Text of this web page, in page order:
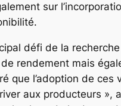
sur
défi de la
rendement mais
que l’adoption de
aux producteurs